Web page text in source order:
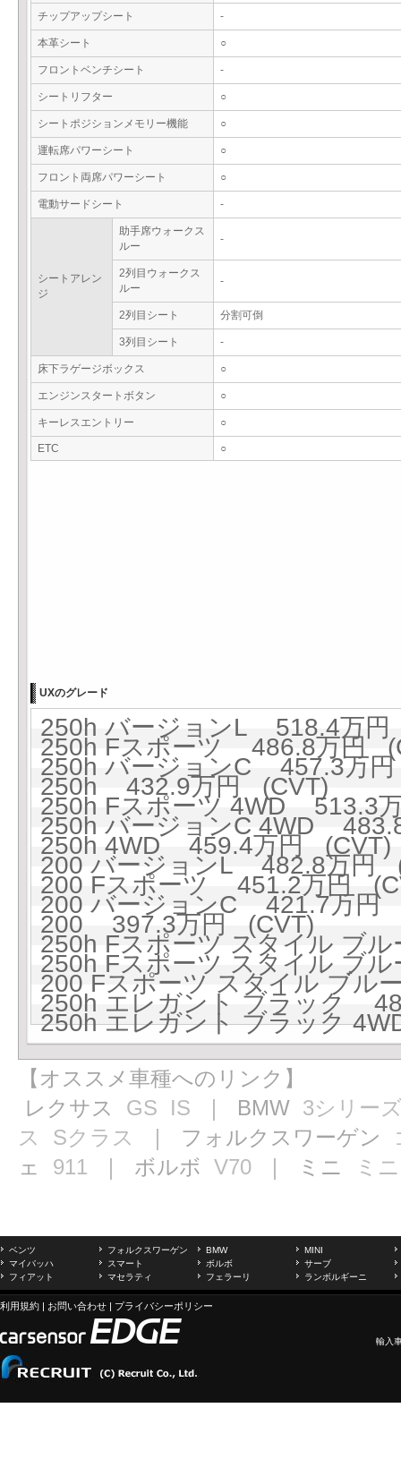
チップアップシート -
本革シート ○
フロントベンチシート -
シートリフター ○
シートポジションメモリー機能 ○
運転席パワーシート ○
フロント両席パワーシート ○
電動サードシート -
シートアレン
ジ
助手席ウォークス
ルー
-
2列目ウォークス
ルー
-
2列目シート 分割可倒
3列目シート -
床下ラゲージボックス ○
エンジンスタートボタン ○
キーレスエントリー ○
ETC ○
UXのグレード
250h バージョンL 518.4万
250h Fスポーツ 486.8万円
250h バージョンC 457.3万
250h 432.9万円 (CVT)
250h Fスポーツ 4WD 513.3
250h バージョンC 4WD
250h 4WD 459.4万円 (CVT)
200 バージョンL 482.8万円
200 Fスポーツ 451.2万円
200 バージョンC 421.7万円
200 397.3万円 (CVT)
250h Fスポーツ スタイル ブ
250h Fスポーツ スタイル ブ
200 Fスポーツ スタイル ブ
250h エレガント ブラック
250h エレガント ブラック
【オススメ車種へのリンク】
レクサス GS IS ｜ BMW 3シリー
ス
Sクラス ｜ フォルクスワーゲン
ェ 911 ｜ ボルボ V70 ｜ ミニ ミニ
ベンツ フォルクスワーゲン BMW
MINI
マイバッハ
スマート ボルボ
サーブ
フィアット
マセラティ フェラーリ ランボルギーニ
利用規約 | お問い合わせ | プライバシーポリシー
輸入